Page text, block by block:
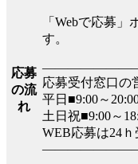
応募
の流
れ
「Webで応募
す。
応募受付窓口の
平日■9:00～
土日祝■9:00～
WEB応募は24ｈ